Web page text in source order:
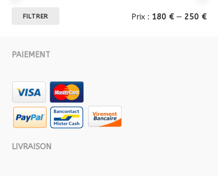
FILTRER Prix : 180 €— 250 €
PAIEMENT
LIVRAISON